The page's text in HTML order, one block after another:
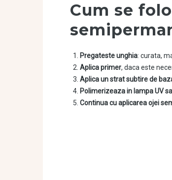
Cum se
Pregateste unghia: curata,
Aplica primer, daca este
Aplica un strat subtire de
Polimerizeaza in lampa UV
Continua cu aplicarea ojei